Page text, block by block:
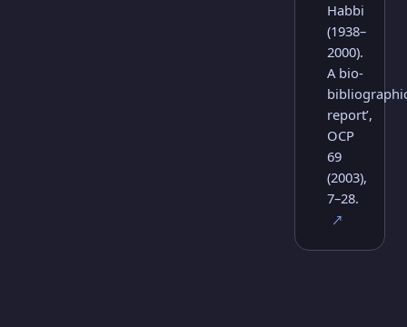
Habbi
(1938–
2000).
A bio-
report’,
OCP
69
(2003),
7–28.
↗